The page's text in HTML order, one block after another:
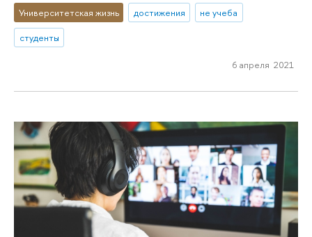
Университетская жизнь достижения
не учеба
студенты
6 апреля 2021